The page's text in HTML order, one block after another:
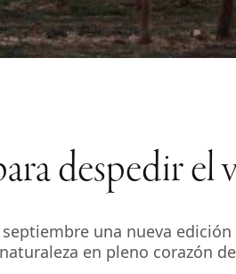
despedir
una nueva
en pleno corazón